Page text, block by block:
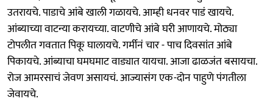
उतरायचे. पाडाचे आंबे खाली गळायचे. आम्ही धनवर पाडं खायचे.
आंब्याच्या वाटन्या करायच्या. वाटणीचे आंबे घरी आणायचे. मोठ्या
टोपलीत गवतात पिकू घालायचे. गर्मीनं चार - पाच दिवसांत आंबे
पिकायचे. आंब्याचा घमघमाट वाड्यात यायचा. आजा ढाळजंत बसायचा.
रोज आमरसाचं जेवण असायचं. आज्यासंग एक-दोन पाहुणे पंगतीला
जेवायचे.